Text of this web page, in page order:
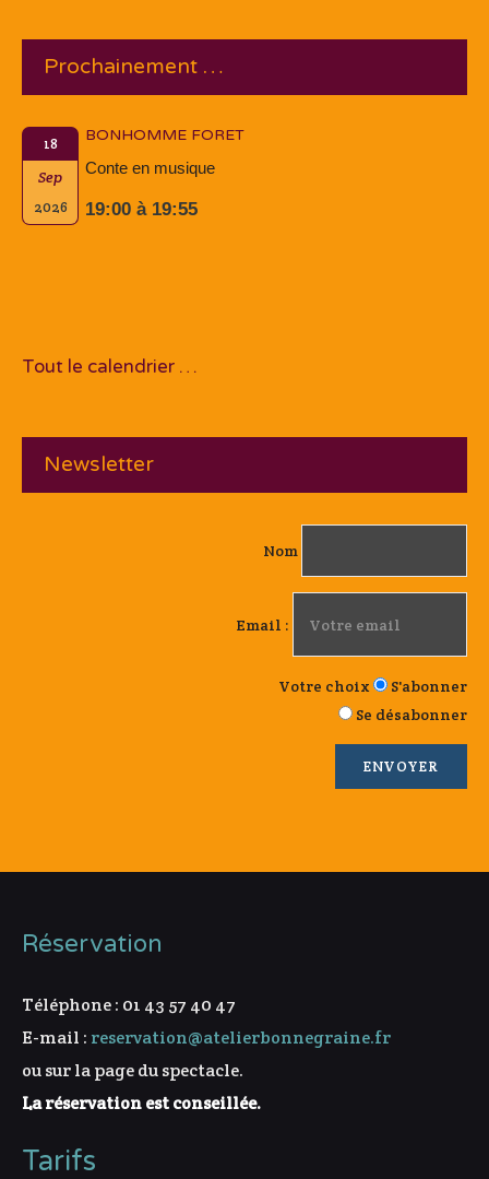
Prochainement …
18
Sep
2026
BONHOMME FORET
Conte en musique
19:00 à 19:55
Tout le calendrier …
Newsletter
Nom
Email :
Votre choix
S'abonner
Se désabonner
Réservation
Téléphone : 01 43 57 40 47
E-mail : reservation@atelierbonnegraine.fr
ou sur la page du spectacle.
La réservation est conseillée.
Tarifs